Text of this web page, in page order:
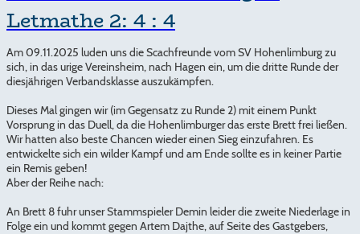
Letmathe 2: 4 : 4
Am 09.11.2025 luden uns die Scachfreunde vom SV Hohenlimburg zu
sich, in das urige Vereinsheim, nach Hagen ein, um die dritte Runde der
diesjährigen Verbandsklasse auszukämpfen.
Dieses Mal gingen wir (im Gegensatz zu Runde 2) mit einem Punkt
Vorsprung in das Duell, da die Hohenlimburger das erste Brett frei ließen.
Wir hatten also beste Chancen wieder einen Sieg einzufahren. Es
entwickelte sich ein wilder Kampf und am Ende sollte es in keiner Partie
ein Remis geben!
Aber der Reihe nach:
An Brett 8 fuhr unser Stammspieler Demin leider die zweite Niederlage in
Folge ein und kommt gegen Artem Dajthe, auf Seite des Gastgebers,